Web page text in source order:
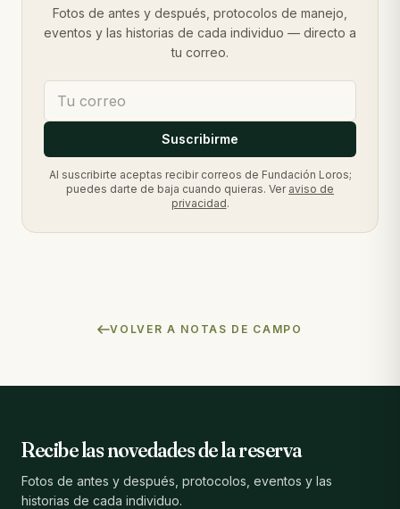
Fotos de antes y después, protocolos de manejo,
eventos y las historias de cada individuo — directo a
tu correo.
Suscribirme
Al suscribirte aceptas recibir correos de Fundación Loros;
puedes darte de baja cuando quieras. Ver aviso de
privacidad.
VOLVER A NOTAS DE CAMPO
Recibe las novedades de la reserva
Fotos de antes y después, protocolos, eventos y las
historias de cada individuo.